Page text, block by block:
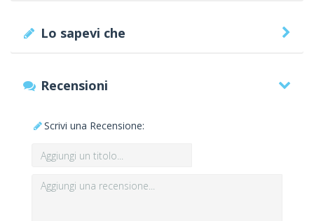
Lo sapevi che
Recensioni
Scrivi una Recensione: